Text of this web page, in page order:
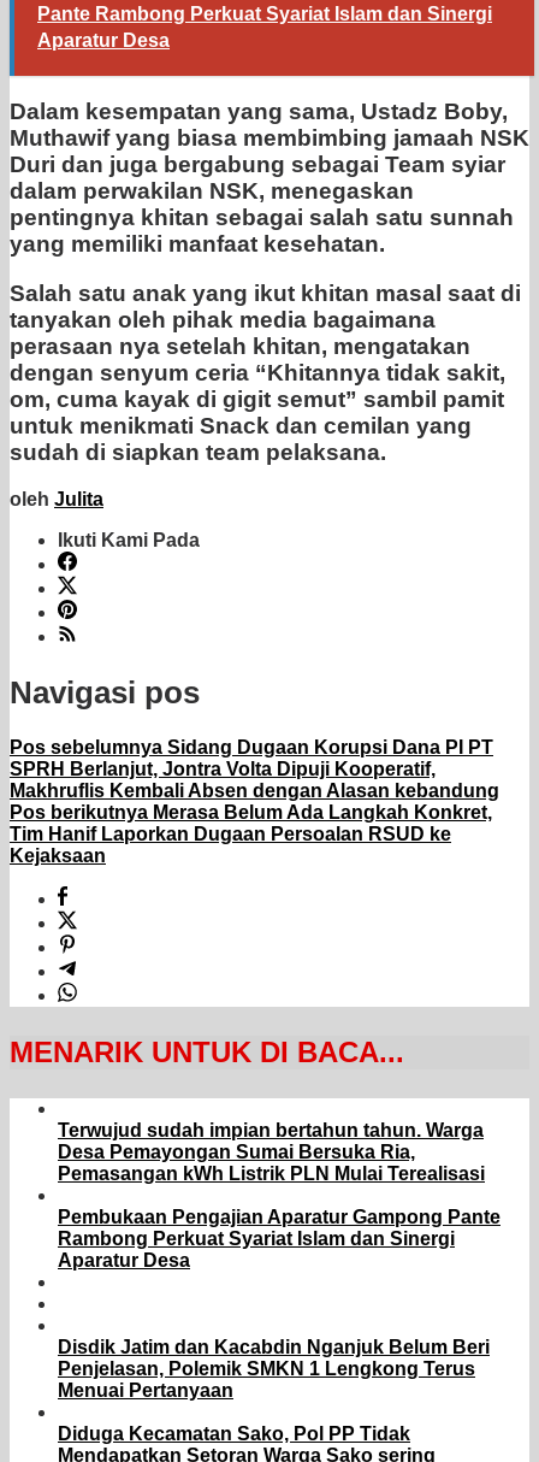
Pante Rambong Perkuat Syariat Islam dan Sinergi
Aparatur Desa
Dalam kesempatan yang sama, Ustadz Boby,
Muthawif yang biasa membimbing jamaah NSK
Duri dan juga bergabung sebagai Team syiar
dalam perwakilan NSK, menegaskan
pentingnya khitan sebagai salah satu sunnah
yang memiliki manfaat kesehatan.
Salah satu anak yang ikut khitan masal saat di
tanyakan oleh pihak media bagaimana
perasaan nya setelah khitan, mengatakan
dengan senyum ceria “Khitannya tidak sakit,
om, cuma kayak di gigit semut” sambil pamit
untuk menikmati Snack dan cemilan yang
sudah di siapkan team pelaksana.
oleh Julita
Ikuti Kami Pada
Navigasi pos
Pos sebelumnya Sidang Dugaan Korupsi Dana PI PT
SPRH Berlanjut, Jontra Volta Dipuji Kooperatif,
Makhruflis Kembali Absen dengan Alasan kebandung
Pos berikutnya Merasa Belum Ada Langkah Konkret,
Tim Hanif Laporkan Dugaan Persoalan RSUD ke
Kejaksaan
MENARIK UNTUK DI BACA...
Terwujud sudah impian bertahun tahun. Warga
Desa Pemayongan Sumai Bersuka Ria,
Pemasangan kWh Listrik PLN Mulai Terealisasi
Pembukaan Pengajian Aparatur Gampong Pante
Rambong Perkuat Syariat Islam dan Sinergi
Aparatur Desa
Disdik Jatim dan Kacabdin Nganjuk Belum Beri
Penjelasan, Polemik SMKN 1 Lengkong Terus
Menuai Pertanyaan
Diduga Kecamatan Sako, Pol PP Tidak
Mendapatkan Setoran Warga Sako sering